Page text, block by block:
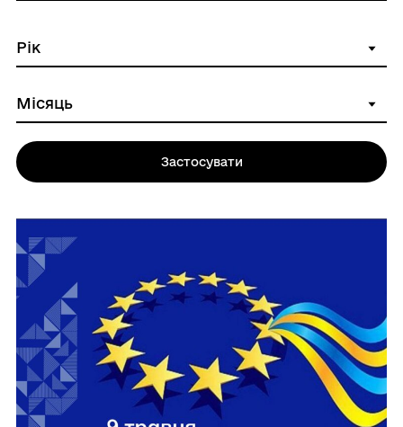
Застосувати